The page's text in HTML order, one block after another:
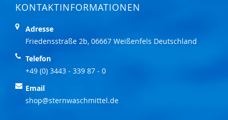
KONTAKTINFORMATIONEN
Adresse
Friedensstraße 2b, 06667 Weißenfels Deutschland
Telefon
+49 (0) 3443 - 339 87 - 0
Email
shop@sternwaschmittel.de